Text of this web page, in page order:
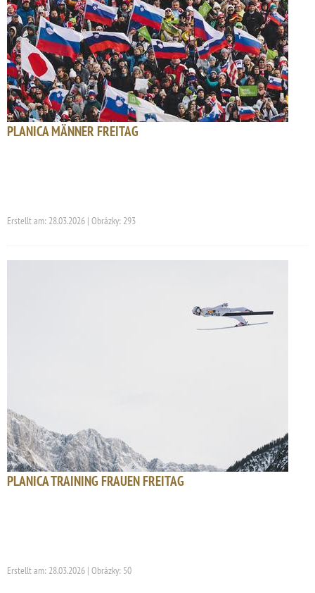
PLANICA MÄNNER FREITAG
Erstellt am: 28.03.2026 | Obrázky: 293
PLANICA TRAINING FRAUEN FREITAG
Erstellt am: 28.03.2026 | Obrázky: 50